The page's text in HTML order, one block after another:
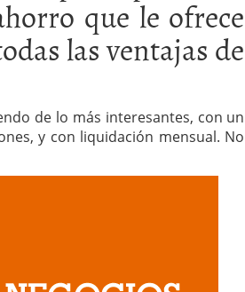
que le ofrece
las ventajas de
de lo más interesantes, con un
y con liquidación mensual. No